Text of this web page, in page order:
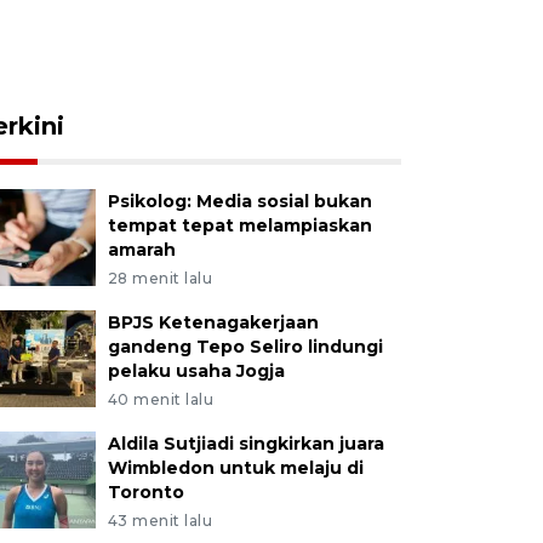
Psikolog: Media sosial bukan
tempat tepat melampiaskan
amarah
28 menit lalu
BPJS Ketenagakerjaan
gandeng Tepo Seliro lindungi
pelaku usaha Jogja
40 menit lalu
Aldila Sutjiadi singkirkan juara
Wimbledon untuk melaju di
Toronto
43 menit lalu